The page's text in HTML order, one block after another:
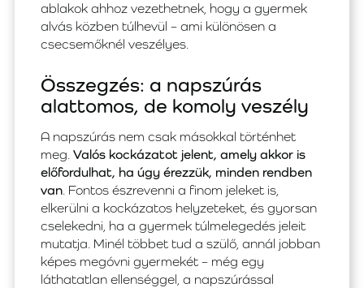
ablakok ahhoz vezethetnek, hogy a gyermek
alvás közben túlhevül – ami különösen a
csecsemőknél veszélyes.
Összegzés: a napszúrás
alattomos, de komoly veszély
A napszúrás nem csak másokkal történhet
meg. Valós kockázatot jelent, amely akkor is
előfordulhat, ha úgy érezzük, minden rendben
van. Fontos észrevenni a finom jeleket is,
elkerülni a kockázatos helyzeteket, és gyorsan
cselekedni, ha a gyermek túlmelegedés jeleit
mutatja. Minél többet tud a szülő, annál jobban
képes megóvni gyermekét – még egy
láthatatlan ellenséggel, a napszúrással